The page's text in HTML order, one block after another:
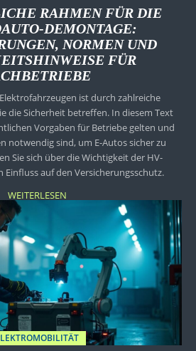
RAHMEN FÜR DIE
DEMONTAGE:
NORMEN UND
FÜR
ist durch zahlreiche
die Sicherheit betreffen. In diesem Text
Vorgaben für Betriebe gelten und
notwendig sind, um E-Autos sicher zu
Sie sich über die Wichtigkeit der HV-
auf den Versicherungsschutz.
WEITERLESEN